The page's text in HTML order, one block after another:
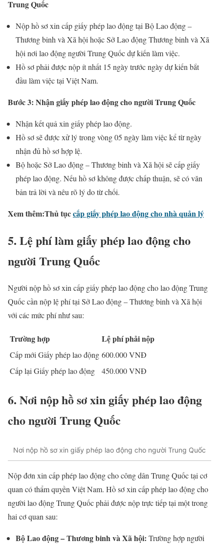
Trung Quốc
Nộp hồ sơ xin cấp giấy phép lao động tại Bộ Lao động –
Thương binh và Xã hội hoặc Sở Lao động Thương binh và Xã
hội nơi lao động người Trung Quốc dự kiến làm việc.
Hồ sơ phải được nộp ít nhất 15 ngày trước ngày dự kiến bắt
đầu làm việc tại Việt Nam.
Bước 3: Nhận giấy phép lao động cho người Trung Quốc
Nhận kết quả xin giấy phép lao động.
Hồ sơ sẽ được xử lý trong vòng 05 ngày làm việc kể từ ngày
nhận đủ hồ sơ hợp lệ.
Bộ hoặc Sở Lao động – Thương binh và Xã hội sẽ cấp giấy
phép lao động. Nếu hồ sơ không được chấp thuận, sẽ có văn
bản trả lời và nêu rõ lý do từ chối.
Xem thêm:Thủ tụccấp giấy phép lao động cho nhà quản lý
5. Lệ phí làm giấy phép lao động cho
người Trung Quốc
Người nộp hồ sơ xin cấp giấy phép lao động cho lao động Trung
Quốc cần nộp lệ phí tại Sở Lao động – Thương binh và Xã hội
với các mức phí như sau:
Trường hợp Lệ phí phải nộp
Cấp mới Giấy phép lao động 600.000 VNĐ
Cấp lại Giấy phép lao động
450.000 VNĐ
6. Nơi nộp hồ sơ xin giấy phép lao động
cho người Trung Quốc
Nơi nộp hồ sơ xin giấy phép lao động cho người Trung Quốc
Nộp đơn xin cấp phép lao động cho công dân Trung Quốc tại cơ
quan có thẩm quyền Việt Nam. Hồ sơ xin cấp phép lao động cho
người lao động Trung Quốc phải được nộp trực tiếp tại một trong
hai cơ quan sau:
Bộ Lao động – Thương binh và Xã hội: Trường hợp người